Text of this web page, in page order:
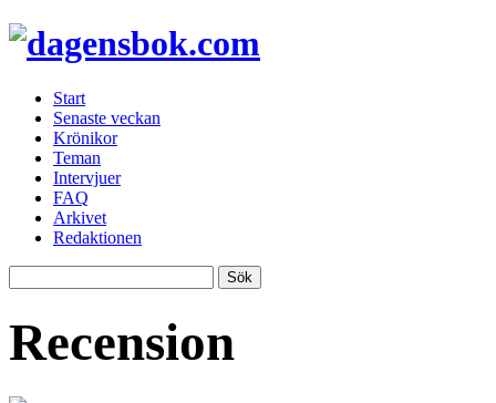
Start
Senaste veckan
Krönikor
Teman
Intervjuer
FAQ
Arkivet
Redaktionen
Recension